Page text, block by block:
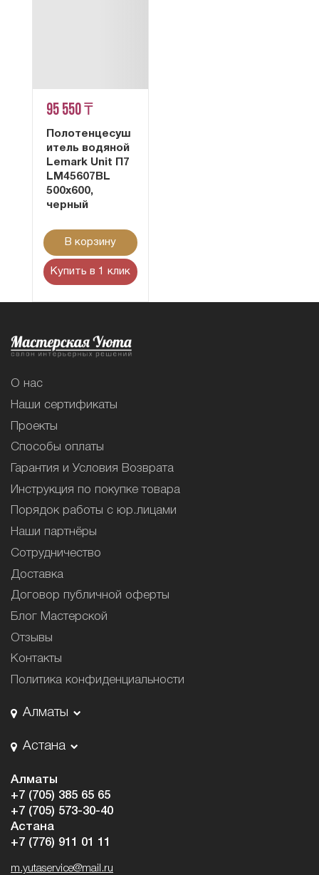
95 550 ₸
Полотенцесуш
итель водяной
Lemark Unit П7
LM45607BL
500x600,
черный
В корзину
Купить в 1 клик
О нас
Наши сертификаты
Проекты
Способы оплаты
Гарантия и Условия Возврата
Инструкция по покупке товара
Порядок работы с юр.лицами
Наши партнёры
Сотрудничество
Доставка
Договор публичной оферты
Блог Мастерской
Отзывы
Контакты
Политика конфиденциальности
Алматы
Астана
Алматы
+7 (705) 385 65 65
+7 (705) 573-30-40
Астана
+7 (776) 911 01 11
m.yutaservice@mail.ru